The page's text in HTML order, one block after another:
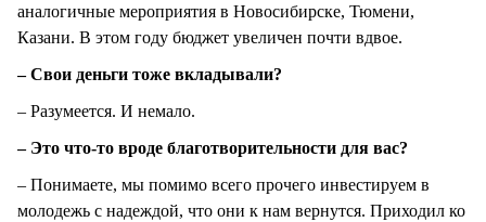
аналогичные мероприятия в Новосибирске, Тюмени,
Казани. В этом году бюджет увеличен почти вдвое.
– Свои деньги тоже вкладывали?
– Разумеется. И немало.
– Это что-то вроде благотворительности для вас?
– Понимаете, мы помимо всего прочего инвестируем в
молодежь с надеждой, что они к нам вернутся. Приходил ко